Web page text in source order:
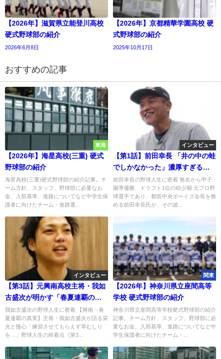
【2026年】滋賀県立能登川高校
硬式野球部の紹介
2026年6月8日
【2026年】京都精華学園高校 硬
式野球部の紹介
2025年10月17日
おすすめの記事
東海
【2026年】海星高校(三重) 硬式
野球部の紹介
海星高校(三重)硬式野球部の紹介記事。チ
ーム方針、スタッフ、野球部に必要なお
金、入部基準、進路についてなど中学生保
護者に向けたチーム・進路選...
インタビュー
【第1話】前田幸長 「井の中の蛙
でしかなかった」濃厚すぎる野
球人生を紐解く
前田幸長の野球人生に密着 無名から甲子
園準優勝、ドラフト1位の幼少期 元プロ野
球選手であり、都筑中央ボーイズ会長を務
める前田幸長氏が、その波...
インタビュー
【第3話】元興南高校主将・我如
古盛次が明かす「春夏連覇の影
に監督の“桜と根っこ”の言葉」
我如古盛次の野球人生に密着 【興南・春
夏連覇の真実】主将・我如古盛次が語る栄
光と慢心「練習させてもらえず草むしり
を…」野球人生の終着点《第3...
関東
【2026年】神奈川県立座間高等
学校 硬式野球部の紹介
神奈川県立座間高等学校硬式野球部の紹介
記事。チーム方針、スタッフ、野球部に必
要なお金、入部基準、進路についてなど中
学生保護者に向けたチーム・...